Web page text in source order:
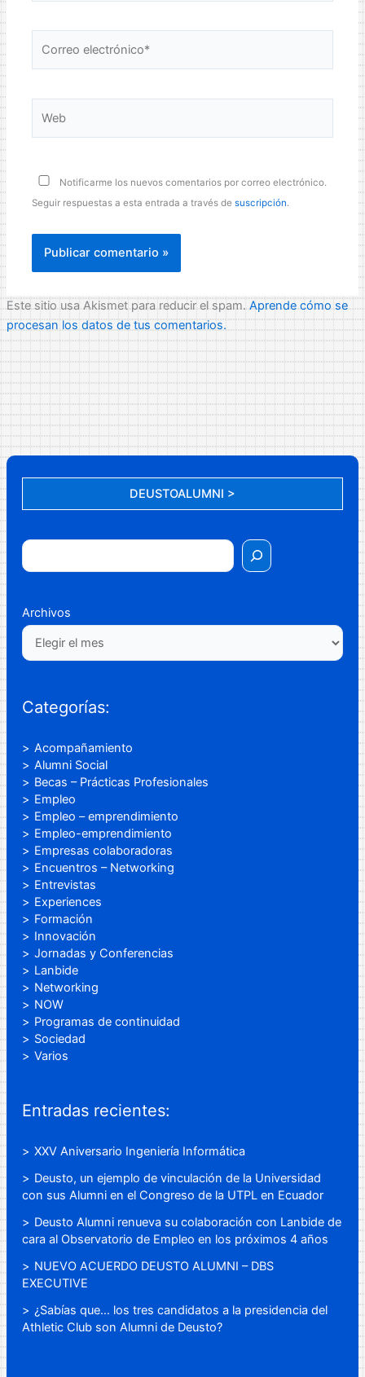
DEUSTOALUMNI >
Archivos
Categorías:
Acompañamiento
Alumni Social
Becas – Prácticas Profesionales
Empleo
Empleo – emprendimiento
Empleo-emprendimiento
Empresas colaboradoras
Encuentros – Networking
Entrevistas
Experiences
Formación
Innovación
Jornadas y Conferencias
Lanbide
Networking
NOW
Programas de continuidad
Sociedad
Varios
Entradas recientes:
XXV Aniversario Ingeniería Informática
Deusto, un ejemplo de vinculación de la Universidad
con sus Alumni en el Congreso de la UTPL en Ecuador
Deusto Alumni renueva su colaboración con Lanbide de
cara al Observatorio de Empleo en los próximos 4 años
NUEVO ACUERDO DEUSTO ALUMNI – DBS
EXECUTIVE
¿Sabías que… los tres candidatos a la presidencia del
Athletic Club son Alumni de Deusto?
Notificarme los nuevos comentarios por correo electrónico.
Seguir respuestas a esta entrada a través desuscripción.
Este sitio usa Akismet para reducir el spam.Aprende cómo se
procesan los datos de tus comentarios.